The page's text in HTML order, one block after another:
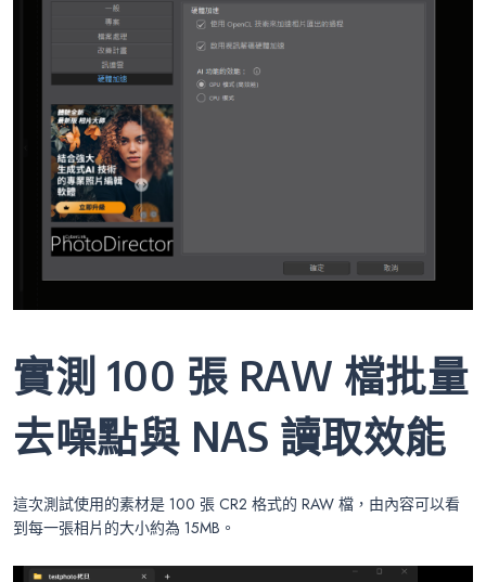
實測 100 張 RAW 檔批量
去噪點與 NAS 讀取效能
這次測試使用的素材是 100 張 CR2 格式的 RAW 檔，由內容可以看
到每一張相片的大小約為 15MB。